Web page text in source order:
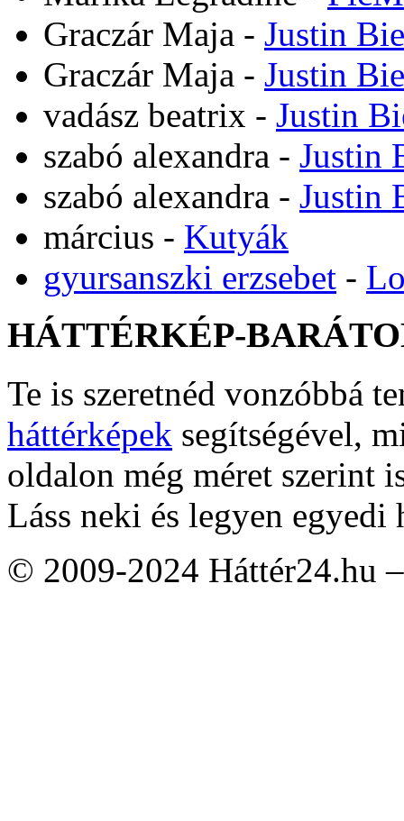
Graczár Maja - Justin
Graczár Maja - Justin
vadász beatrix - Justin
szabó alexandra - Justin
szabó alexandra - Justin
március - Kutyák
gyursanszki erzsebet -
HÁTTÉRKÉP-
Te is szeretnéd vonzóbbá
háttérképek segítségével,
oldalon még méret szerint
Láss neki és legyen egyedi
© 2009-2024 Háttér24.hu